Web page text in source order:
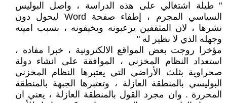
" طيلة اشتغالي على هذه الدراسة ، واصل البوليس
السياسي المجرم ، إطفاء صفحة Word ليحول دون
نشرها ، لان المثقفين يرعبونه ويخيفونه ، بسبب اميته
وجهله الذي لا نظير له "
مؤخرا روجت بعض المواقع الالكترونية ، خبرا مفاده ،
استعداد النظام المخزني ، الموافقة على انشاء دولة
صحراوية بثلث الأراضي التي يعتبرها النظام المخزني
البوليسي بالمنطقة العازلة ، وتعتبرها الجبهة بالمنطقة
المحررة . وان مجرد القول بالمنطقة العازلة ، يعني ان